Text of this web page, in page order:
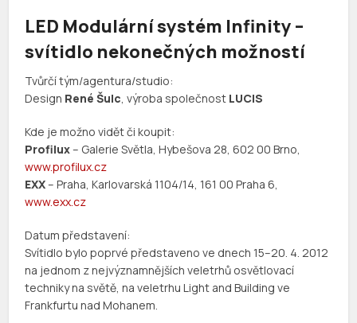
LED Modulární systém Infinity –
svítidlo nekonečných možností
Tvůrčí tým/agentura/studio:
Design René Šulc, výroba společnost LUCIS
Kde je možno vidět či koupit:
Profilux– Galerie Světla, Hybešova 28, 602 00 Brno,
www.profilux.cz
EXX– Praha, Karlovarská 1104/14, 161 00 Praha 6,
www.exx.cz
Datum představení:
Svítidlo bylo poprvé představeno ve dnech 15–20. 4. 2012
na jednom z nejvýznamnějších veletrhů osvětlovací
techniky na světě, na veletrhu Light and Building ve
Frankfurtu nad Mohanem.